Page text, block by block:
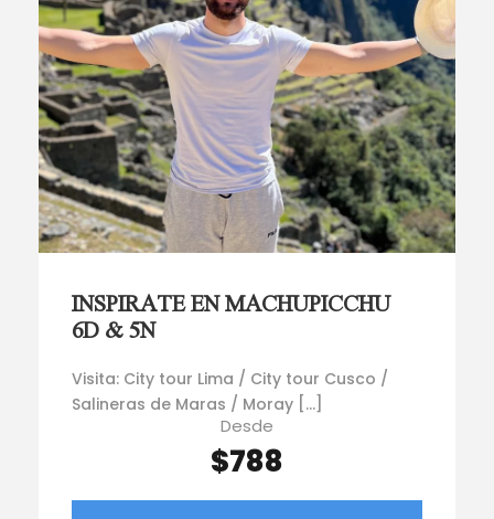
INSPIRATE EN MACHUPICCHU
6D & 5N
Visita: City tour Lima / City tour Cusco /
Salineras de Maras / Moray […]
Desde
$788